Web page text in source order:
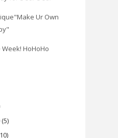
Ur Own
HoHoHo
(5)